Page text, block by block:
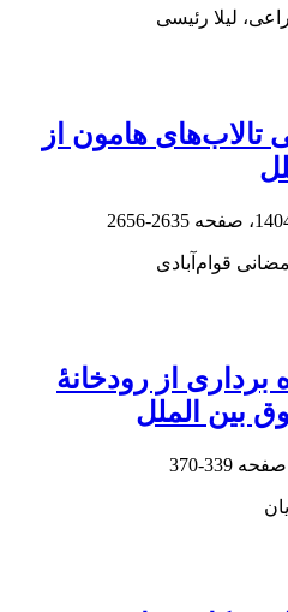
لیلا رئیسی
هامون از
2635-2656
قوام‌آبادی
برداری از رودخانۀ
بین الملل
339-370